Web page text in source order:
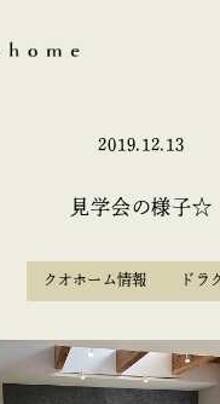
2019.12.13
見学会の様子☆
クオホーム情報 ドラ